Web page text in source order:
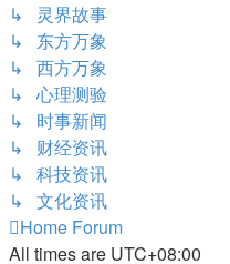
↳ 灵界故事
↳ 东方万象
↳ 西方万象
↳ 心理测验
↳ 时事新闻
↳ 财经资讯
↳ 科技资讯
↳ 文化资讯
Home Forum
All times are UTC+08:00